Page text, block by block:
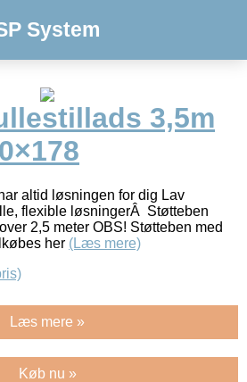
System
3,5m
altid løsningen for dig Lav
flexible løsningerÂ Støtteben
2,5 meter OBS! Støtteben med
her (Læs mere)
Læs mere »
Køb nu »